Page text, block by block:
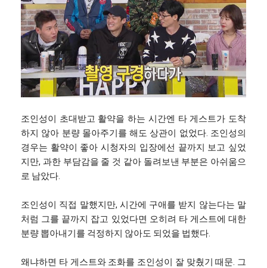
조인성이 초대받고 활약을 하는 시간엔 타 게스트가 도착
하지 않아 분량 몰아주기를 해도 상관이 없었다. 조인성의
경우는 활약이 좋아 시청자의 입장에선 끝까지 보고 싶었
지만, 과한 부담감을 줄 것 같아 돌려보낸 부분은 아쉬움으
로 남았다.
조인성이 직접 말했지만, 시간에 구애를 받지 않는다는 말
처럼 그를 끝까지 잡고 있었다면 오히려 타 게스트에 대한
분량 뽑아내기를 걱정하지 않아도 되었을 법했다.
왜냐하면 타 게스트와 조화를 조인성이 잘 맞췄기 때문. 그